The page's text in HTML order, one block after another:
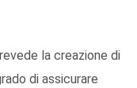
la creazione di
di assicurare